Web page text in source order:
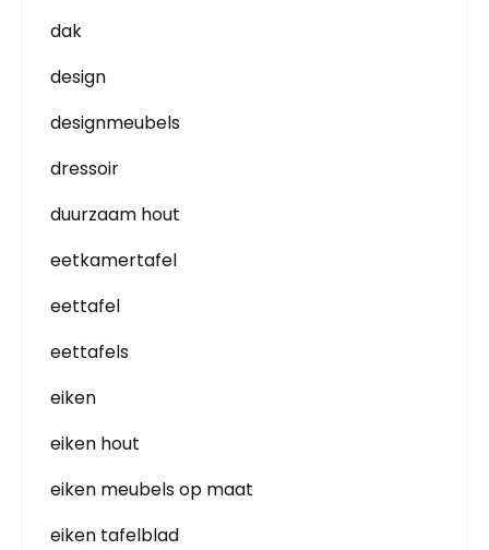
dak
design
designmeubels
dressoir
duurzaam hout
eetkamertafel
eettafel
eettafels
eiken
eiken hout
eiken meubels op maat
eiken tafelblad